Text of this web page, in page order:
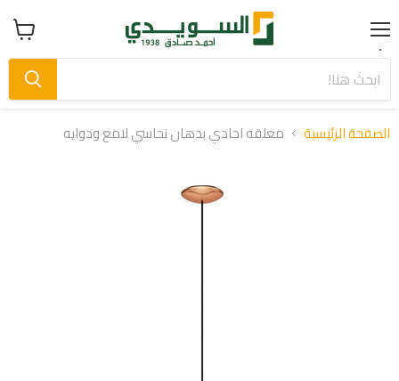
Menu عرض
سلة
الصفحة الرئيسية معلقه احادي بدهان نحاسي لامع ودوايه